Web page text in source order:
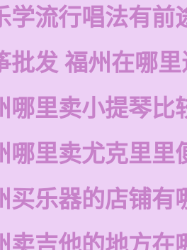
学流行唱法有前
批发 福州在哪
哪里卖小提琴比
哪里卖尤克里里
买乐器的店铺有
卖吉他的地方在